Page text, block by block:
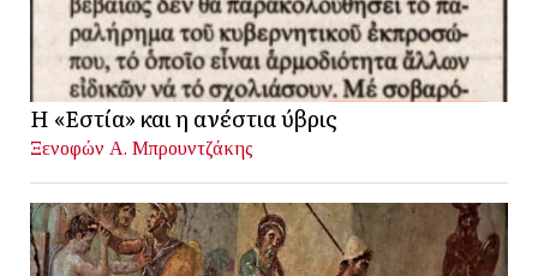
Η «Εστία» και η ανέστια ύβρις
Ξενοφών Α. Μπρουντζάκης